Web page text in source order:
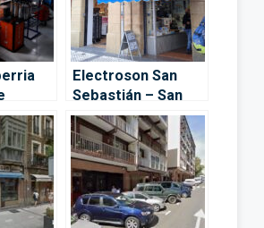
Electroson San
Sebastián – San
Sebastián